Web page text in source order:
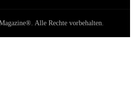
Alle Rechte vorbehalten.